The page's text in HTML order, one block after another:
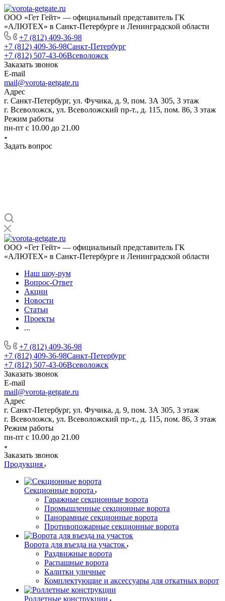
ООО «Гет Гейт» — официальный представитель ГК
«АЛЮТЕХ» в Санкт-Петербурге и Ленинградской области
+7 (812) 409-36-98
+7 (812) 409-36-98Санкт-Петербург
+7 (812) 507-43-06Всеволожск
Заказать звонок
E-mail
mail@vorota-getgate.ru
Адрес
г. Санкт-Петербург, ул. Фучика, д. 9, пом. 3А 305, 3 этаж
г. Всеволожск, ул. Всеволожский пр-т., д. 115, пом. 86, 3 этаж
Режим работы
пн-пт c 10.00 до 21.00
Задать вопрос
ООО «Гет Гейт» — официальный представитель ГК
«АЛЮТЕХ» в Санкт-Петербурге и Ленинградской области
Наш шоу-рум
Вопрос-Ответ
Акции
Новости
Статьи
Проекты
...
+7 (812) 409-36-98
+7 (812) 409-36-98Санкт-Петербург
+7 (812) 507-43-06Всеволожск
Заказать звонок
E-mail
mail@vorota-getgate.ru
Адрес
г. Санкт-Петербург, ул. Фучика, д. 9, пом. 3А 305, 3 этаж
г. Всеволожск, ул. Всеволожский пр-т., д. 115, пом. 86, 3 этаж
Режим работы
пн-пт c 10.00 до 21.00
Заказать звонок
Продукция
Секционные ворота
Гаражные секционные ворота
Промышленные секционные ворота
Панорамные секционные ворота
Противопожарные секционные ворота
Ворота для въезда на участок
Раздвижные ворота
Распашные ворота
Калитки уличные
Комплектующие и аксессуары для откатных ворот
Роллетные конструкции